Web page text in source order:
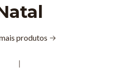
produtos
|